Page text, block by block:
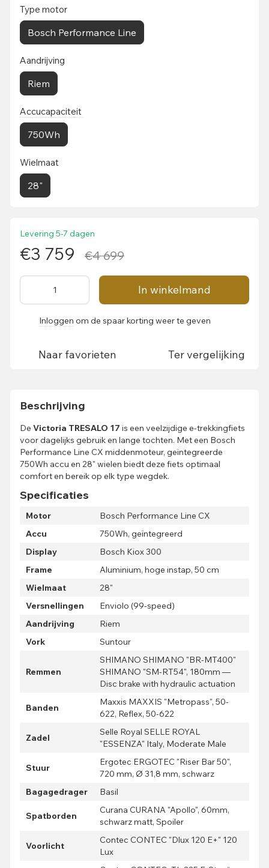
Type motor
Bosch Performance Line
Aandrijving
Riem
Accucapaciteit
750Wh
Wielmaat
28"
Levering 5-7 dagen
€3 759 €4 699
In winkelmand
Inloggen om de spaar korting weer te geven
Naar favorieten Ter vergelijking
Beschrijving
De Victoria TRESALO 17 is een veelzijdige e-trekkingfiets
voor dagelijks gebruik en lange tochten. Met een Bosch
Performance Line CX middenmoteur, geïntegreerde
750Wh accu en 28" wielen biedt deze fiets optimaal
comfort en bereik op elk type wegdek.
Specificaties
Motor
Bosch Performance Line CX
Accu
750Wh, geïntegreerd
Display
Bosch Kiox 300
Frame
Aluminium, hoge instap, 50 cm
Wielmaat
28"
Versnellingen
Enviolo (99-speed)
Aandrijving
Riem
Vork
Suntour
Remmen
SHIMANO SHIMANO "BR-MT400"
SHIMANO "SM-RT54", 180mm —
Disc brake with hydraulic actuation
Banden
Maxxis MAXXIS "Metropass", 50-
622, Reflex, 50-622
Zadel
Selle Royal SELLE ROYAL
"ESSENZA" Italy, Moderate Male
Stuur
Ergotec ERGOTEC "Riser Bar 50",
720 mm, Ø 31,8 mm, schwarz
Bagagedrager
Basil
Spatborden
Curana CURANA "Apollo", 60mm,
schwarz matt, Spoiler
Voorlicht
Contec CONTEC "Dlux 120 E+" 120
Lux